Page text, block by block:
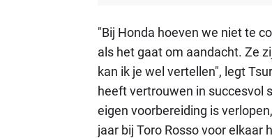
"Bij Honda hoeven we niet te
als het gaat om aandacht. Ze
kan ik je wel vertellen", legt
heeft vertrouwen in succesvol
eigen voorbereiding is
jaar bij Toro Rosso voor elkaar